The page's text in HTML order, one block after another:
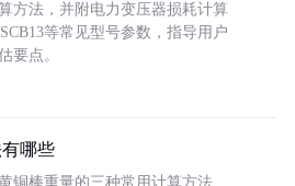
方法，并附电力变压器损耗计算
等常见型号参数，指导用户
要点。
哪些
铜棒重量的三种常用计算方法